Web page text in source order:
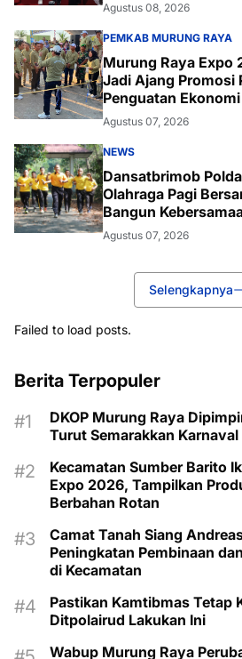
Agustus 08, 2026
PEMKAB MURUNG RAYA
Murung Raya Expo
Jadi Ajang Promosi
Penguatan
Agustus 07, 2026
NEWS
Dansatbrimob
Olahraga Pagi
Bangun
Bukit Baranahu
Agustus 07, 2026
Selengkapnya
Failed to load posts.
Berita Terpopuler
DKOP Murung Raya
Turut Semarakkan
Kecamatan Sumber Barito
Expo 2026, Tampilkan
Berbahan Rotan
Camat Tanah Siang
Peningkatan Pembinaan
di Kecamatan
Pastikan Kamtibmas Tetap
Ditpolairud Lakukan Ini
Wabup Murung Raya